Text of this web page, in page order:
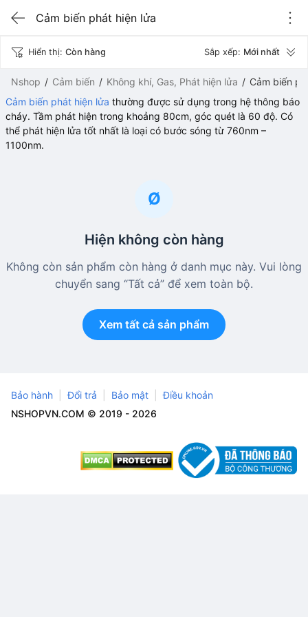
Cảm biến phát hiện lửa
Nshop Cảm biến Không khí, Gas, Phát hiện lửa
Cảm biến
Cảm biến phát hiện lửa thường được sử dụng trong hệ thông báo
cháy. Tầm phát hiện trong khoảng 80cm, góc quét là 60 độ. Có
thể phát hiện lửa tốt nhất là loại có bước sóng từ 760nm –
1100nm.
Hiển thị: Còn hàng Sắp xếp: Mới nhất
Ø
Hiện không còn hàng
Không còn sản phẩm còn hàng ở danh mục này. Vui lòng
chuyển sang “Tất cả” để xem toàn bộ.
Xem tất cả sản phẩm
Bảo hành Đổi trả Bảo mật
Điều khoản
NSHOPVN.COM © 2019 - 2026